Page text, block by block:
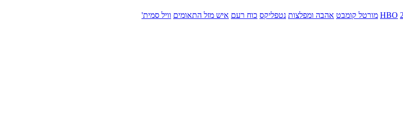
HBO מורטל קומבט אהבה ומפלצות נטפליקס כוח רעם איש מזל התאומים וויל סמית'